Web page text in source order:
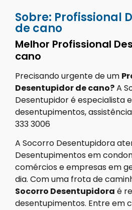
Sobre: Profissional
de cano
Melhor Profissional
cano
Precisando urgente de um
Desentupidor de cano?A
Desentupidor é especialista
desentupimentos,
333 3006
A Socorro Desentupidora
Desentupimentos em
comércios e empresas em
dia. Com uma frota de
Socorro Desentupidora é
desentupimentos. Entre em